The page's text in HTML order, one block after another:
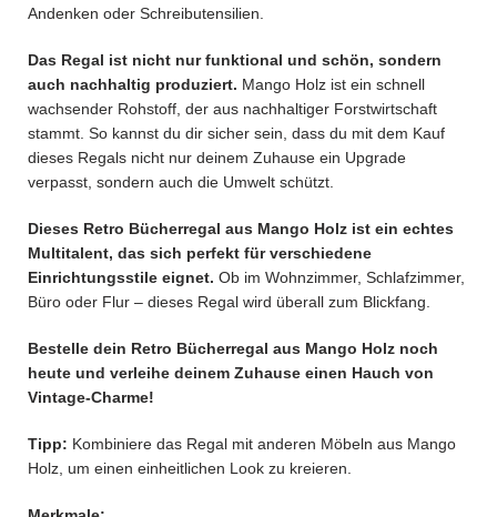
Andenken oder Schreibutensilien.
Das Regal ist nicht nur funktional und schön, sondern
auch nachhaltig produziert. Mango Holz ist ein schnell
wachsender Rohstoff, der aus nachhaltiger Forstwirtschaft
stammt. So kannst du dir sicher sein, dass du mit dem Kauf
dieses Regals nicht nur deinem Zuhause ein Upgrade
verpasst, sondern auch die Umwelt schützt.
Dieses Retro Bücherregal aus Mango Holz ist ein echtes
Multitalent, das sich perfekt für verschiedene
Einrichtungsstile eignet. Ob im Wohnzimmer, Schlafzimmer,
Büro oder Flur – dieses Regal wird überall zum Blickfang.
Bestelle dein Retro Bücherregal aus Mango Holz noch
heute und verleihe deinem Zuhause einen Hauch von
Vintage-Charme!
Tipp: Kombiniere das Regal mit anderen Möbeln aus Mango
Holz, um einen einheitlichen Look zu kreieren.